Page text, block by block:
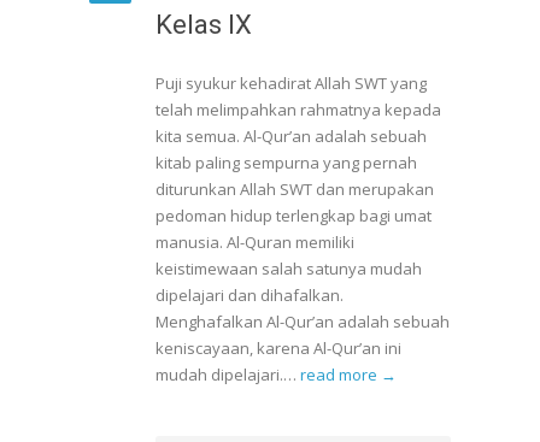
Kelas IX
Puji syukur kehadirat Allah SWT yang
telah melimpahkan rahmatnya kepada
kita semua. Al-Qur’an adalah sebuah
kitab paling sempurna yang pernah
diturunkan Allah SWT dan merupakan
pedoman hidup terlengkap bagi umat
manusia. Al-Quran memiliki
keistimewaan salah satunya mudah
dipelajari dan dihafalkan.
Menghafalkan Al-Qur’an adalah sebuah
keniscayaan, karena Al-Qur’an ini
mudah dipelajari.… read more →